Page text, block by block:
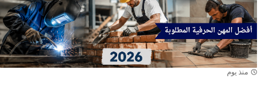
منذ يوم